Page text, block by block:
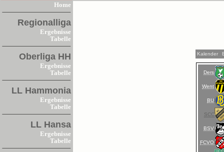
Home
Regionalliga
Ergebnisse
Tabelle
Oberliga HH
Ergebnisse
Tabelle
LL Hammonia
Ergebnisse
Tabelle
LL Hansa
Ergebnisse
Tabelle
Kalender
Ders
Went
BU
SCC
BSV
FCVO